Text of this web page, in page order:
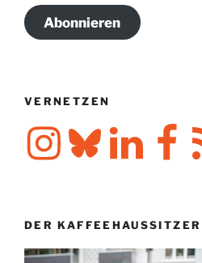
Abonnieren
VERNETZEN
InstagramBlueskyLinkedIn Facebook
DER KAFFEEHAUSSITZER